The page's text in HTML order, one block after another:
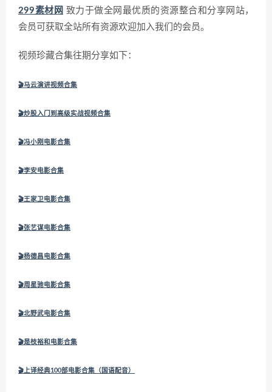
299素材网 致力于做全网最优质的资源整合和分享网站，
会员可获取全站所有资源欢迎加入我们的会员。
视频珍藏合集往期分享如下：
🎬马云演讲视频合集
🎬炒股入门到高级实战视频合集
🎬冯小刚电影合集
🎬李安电影合集
🎬王家卫电影合集
🎬张艺谋电影合集
🎬杨德昌电影合集
🎬周星驰电影合集
🎬北野武电影合集
🎬是枝裕和电影合集
🎬 上译经典100部电影合集（国语配音）